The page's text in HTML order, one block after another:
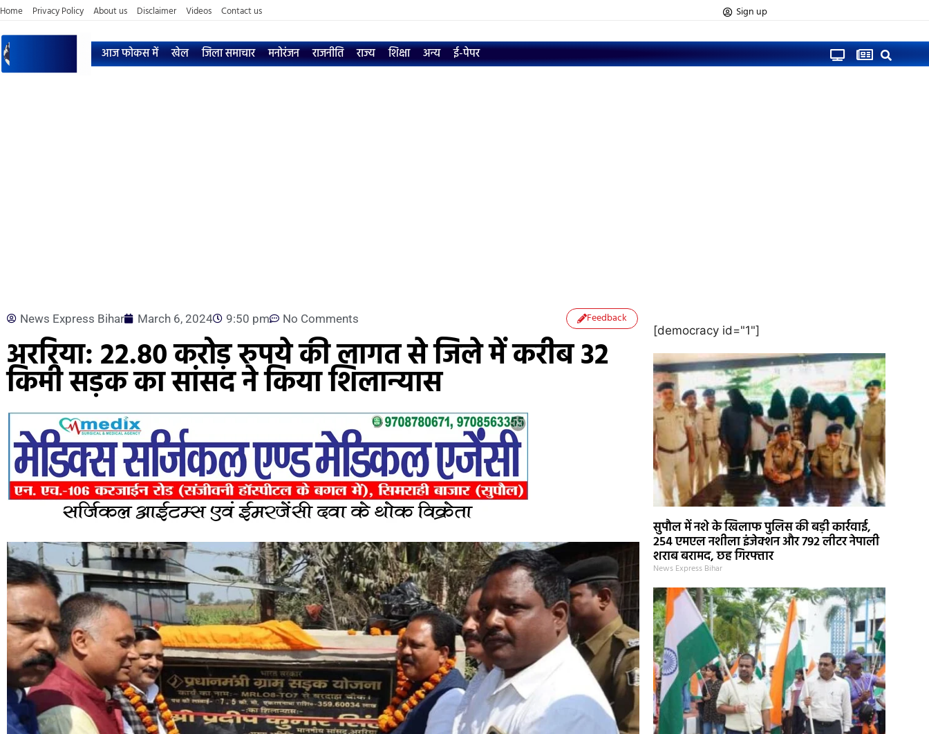
Home Privacy Policy About us Disclaimer Videos Contact us Sign up
आज फोकस में खेल जिला समाचार मनोरंजन राजनीति राज्य शिक्षा अन्य ई-पेपर
News Express Bihar March 6, 2024 9:50 pm No Comments Feedback
अररिया: 22.80 करोड़ रुपये की लागत से जिले में करीब 32
किमी सड़क का सांसद ने किया शिलान्यास
[democracy id="1"]
सुपौल में नशे के खिलाफ पुलिस की बड़ी कार्रवाई,
254 एमएल नशीला इंजेक्शन और 792 लीटर नेपाली
शराब बरामद, छह गिरफ्तार
News Express Bihar